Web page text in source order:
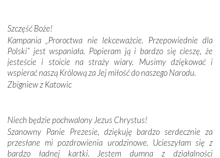
spotykaliśmy się z serdeczną otwartością
Portugalczyków. Podziwialiśmy ich ludową sztukę i
zwyczaje. Mimo że nasze kraje są od siebie bardzo
oddalone, w żaden sposób nie czuliśmy się obco.
Sprawiła to oczywiście sama Matka Boża, ale też
kulturowa bliskość biorąca swój początek w naszej
mieliśmy okazję przekonać się, że Maryja swoją opieką
otacza nie tylko nasz naród, lecz wszystkie nacje, które
się Jej ufnie oddają, a także każdą osobę, która zawierza
Jej siebie oraz swych bliskich.
Szczęść Boże!
Kampania „Proroctwa nie lekceważcie. Przepowiednie dla
Polski” jest wspaniała. Popieram ją i bardzo się cieszę, że
jesteście i stoicie na straży wiary. Musimy dziękować i
wspierać naszą Królową za Jej miłość do naszego Narodu.
Zbigniew z Katowic
Niech będzie pochwalony Jezus Chrystus!
Szanowny Panie Prezesie, dziękuję bardzo serdecznie za
przesłane mi pozdrowienia urodzinowe. Ucieszyłam się z
bardzo ładnej kartki. Jestem dumna z działalności